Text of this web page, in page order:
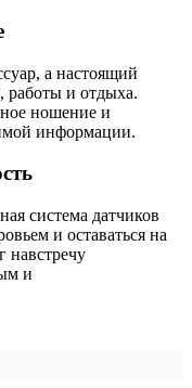
а настоящий
работы и отдыха.
ношение и
информации.
система датчиков
и оставаться на
навстречу
и